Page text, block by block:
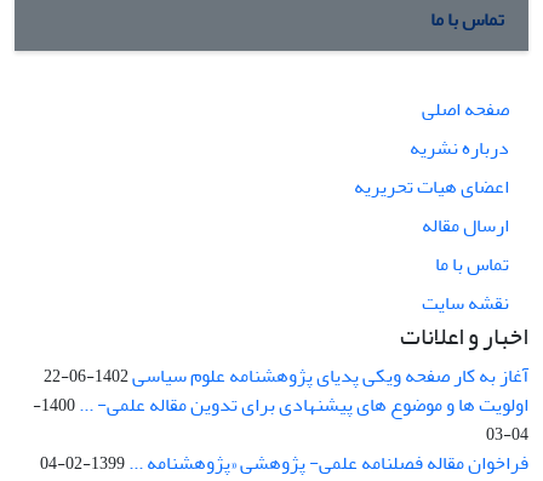
تماس با ما
صفحه اصلی
درباره نشریه
اعضای هیات تحریریه
ارسال مقاله
تماس با ما
نقشه سایت
اخبار و اعلانات
آغاز به کار صفحه ویکی پدیای پژوهشنامه علوم سیاسی1402-06-22
اولویت ها و موضوع های پیشنهادی برای تدوین مقاله علمی- ...
1400-
04-03
فراخوان مقاله فصلنامه علمی- پژوهشی «پژوهشنامه ...1399-02-04